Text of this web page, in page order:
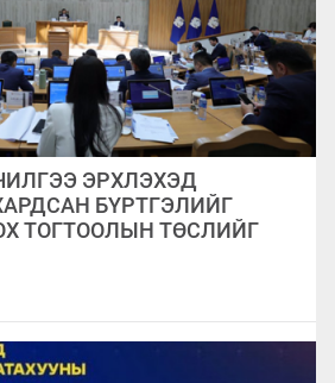
ЭРХЛЭХЭД
БҮРТГЭЛИЙГ
ТОГТООЛЫН ТӨСЛИЙГ